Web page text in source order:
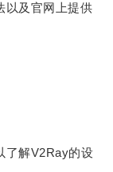
及官网上提供
解V2Ray的设